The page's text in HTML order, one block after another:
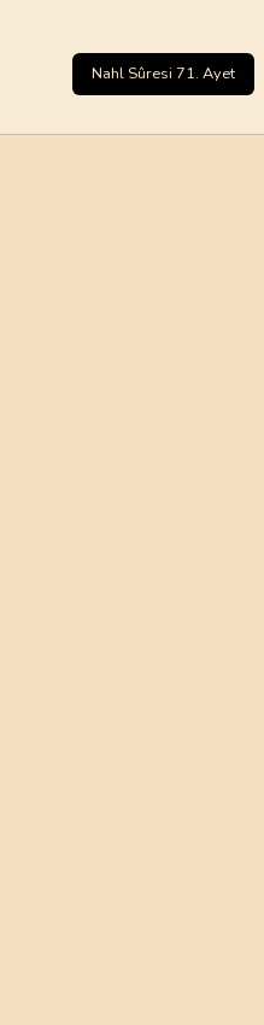
Nahl Sûresi 71. Ayet